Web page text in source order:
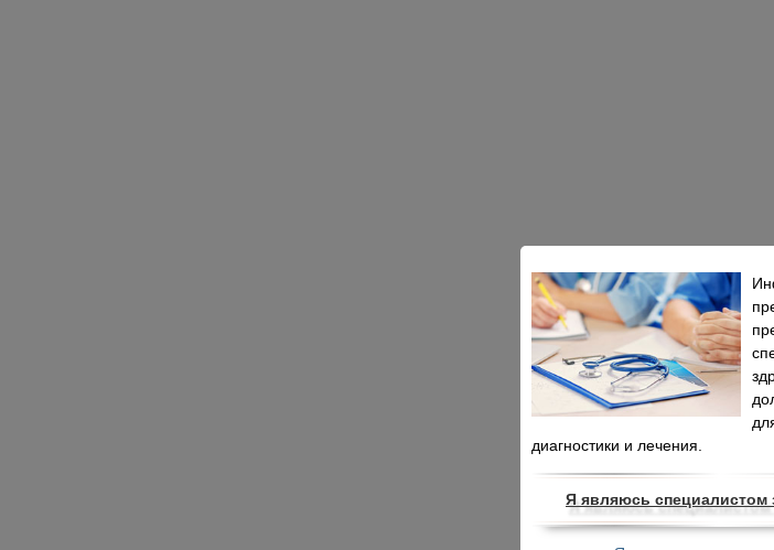
диагностики и лечения.
Я являюсь специалистом